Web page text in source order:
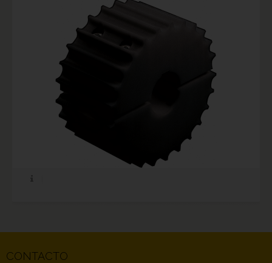
CONTACTO